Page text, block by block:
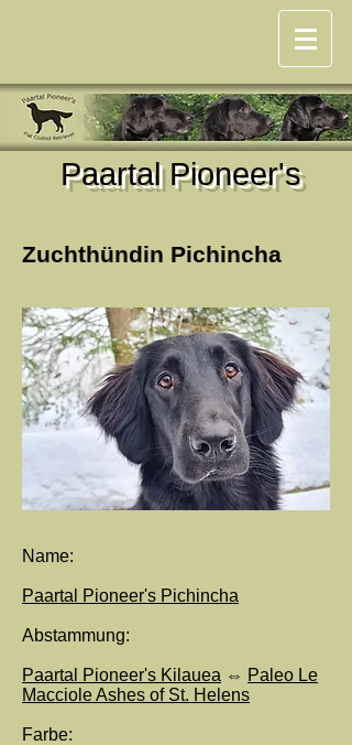
Paartal Pioneer's
Zuchthündin Pichincha
Name:
Paartal Pioneer's Pichincha
Abstammung:
Paartal Pioneer's Kilauea ⇔ Paleo Le
Macciole Ashes of St. Helens
Farbe: